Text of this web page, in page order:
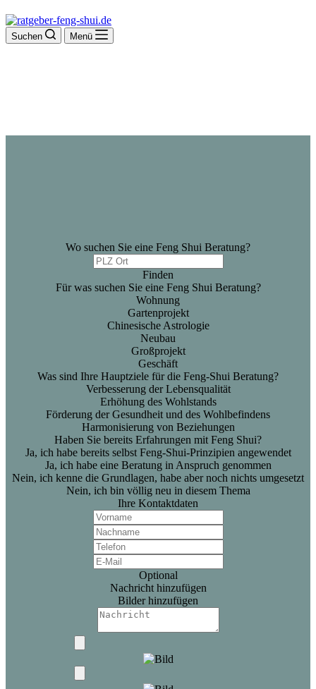
Suchen Menü
Wo suchen Sie eine Feng Shui Beratung?
Finden
Für was suchen Sie eine Feng Shui Beratung?
Wohnung
Gartenprojekt
Chinesische Astrologie
Neubau
Großprojekt
Geschäft
Was sind Ihre Hauptziele für die Feng-Shui Beratung?
Verbesserung der Lebensqualität
Erhöhung des Wohlstands
Förderung der Gesundheit und des Wohlbefindens
Harmonisierung von Beziehungen
Haben Sie bereits Erfahrungen mit Feng Shui?
Ja, ich habe bereits selbst Feng-Shui-Prinzipien angewendet
Ja, ich habe eine Beratung in Anspruch genommen
Nein, ich kenne die Grundlagen, habe aber noch nichts umgesetzt
Nein, ich bin völlig neu in diesem Thema
Ihre Kontaktdaten
Optional
Nachricht hinzufügen
Bilder hinzufügen